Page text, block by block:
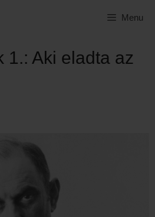
Menu
1.: Aki eladta az